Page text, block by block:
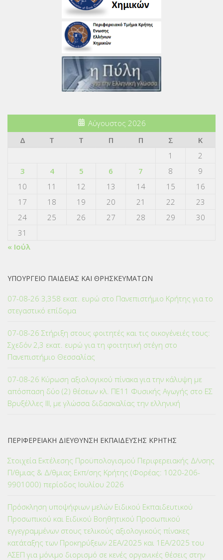
Αύγουστος 2026
Δ
Τ Τ Π Π Σ
Κ
1
2
3
4 5 6 7 8
9
10
11 12 13 14 15
16
17
18 19 20 21 22
23
24
25 26 27 28 29
30
31
« Ιούλ
ΥΠΟΥΡΓΕΙΟ ΠΑΙΔΕΙΑΣ ΚΑΙ ΘΡΗΣΚΕΥΜΑΤΩΝ
07-08-26 3,358 εκατ. ευρώ στο Πανεπιστήμιο Κρήτης για το
στεγαστικό επίδομα
07-08-26 Στήριξη στους φοιτητές και τις οικογένειές τους:
Σχεδόν 2,3 εκατ. ευρώ για τη φοιτητική στέγη στο
Πανεπιστήμιο Θεσσαλίας
07-08-26 Κύρωση αξιολογικού πίνακα για την κάλυψη με
απόσπαση δύο (2) θέσεων κλ. ΠΕ11 Φυσικής Αγωγής στο ΕΣ
Βρυξέλλες ΙΙΙ, με γλώσσα διδασκαλίας την ελληνική
ΠΕΡΙΦΕΡΕΙΑΚΗ ΔΙΕΥΘΥΝΣΗ ΕΚΠΑΙΔΕΥΣΗΣ ΚΡΗΤΗΣ
Στοιχεία Εκτέλεσης Προϋπολογισμού Περιφερειακής Δ/νσης
Π/θμιας & Δ/θμιας Εκπ/σης Κρήτης (Φορέας: 1020-206-
9901000) περίοδος Ιουλίου 2026
Πρόσκληση υποψήφιων μελών Ειδικού Εκπαιδευτικού
Προσωπικού και Ειδικού Βοηθητικού Προσωπικού
εγγεγραμμένων στους τελικούς αξιολογικούς πίνακες
κατάταξης των Προκηρύξεων 2ΕΑ/2025 και 1ΕΑ/2025 του
ΑΣΕΠ για μόνιμο διορισμό σε κενές οργανικές θέσεις στην